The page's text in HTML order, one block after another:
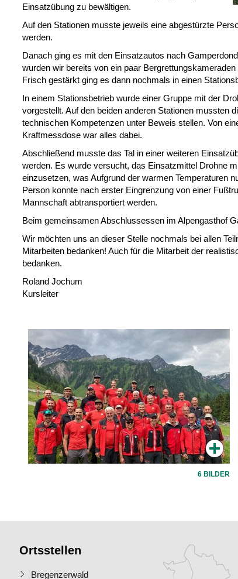
Einsatzübung zu bewältigen.
Auf den Stationen musste jeweils eine abgestürzte
werden.
Danach ging es mit den Einsatzautos nach
wurden wir bereits von ein paar
Frisch gestärkt ging es dann nochmals in einen
In einem Stationsbetrieb wurde einer Gruppe mit der
vorgestellt. Auf den beiden anderen Stationen mussten
technischen Kompetenzen unter Beweis stellen. Von
Kraftmessdose war alles dabei.
Abschließend musste das Tal in einer weiteren
werden. Es wurde versucht, das Einsatzmittel Drohne
einzusetzen, was Aufgrund der warmen Temperaturen
Person konnte nach erster Eingrenzung von einer
Mannschaft abtransportiert werden.
Beim gemeinsamen Abschlussessen im Alpengasthof
Wir möchten uns an dieser Stelle nochmals bei allen
Mitarbeiten bedanken! Auch für die Mitarbeit der
bedanken.
Roland Jochum
Kursleiter
6 BILDER
Ortsstellen
Bregenzerwald